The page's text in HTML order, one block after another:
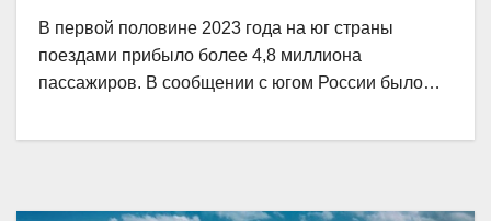
В первой половине 2023 года на юг страны
поездами прибыло более 4,8 миллиона
пассажиров. В сообщении с югом России было…